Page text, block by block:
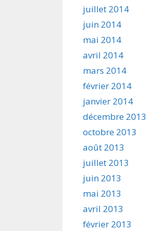
juillet 2014
juin 2014
mai 2014
avril 2014
mars 2014
février 2014
janvier 2014
décembre 2013
octobre 2013
août 2013
juillet 2013
juin 2013
mai 2013
avril 2013
février 2013